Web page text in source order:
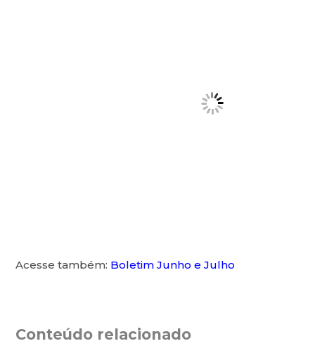
Acesse também: Boletim Junho e Julho
Conteúdo relacionado